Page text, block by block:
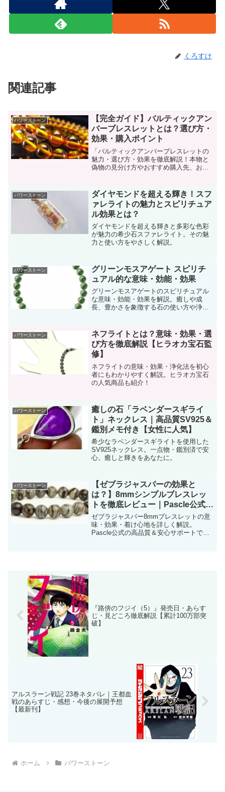
くろすけ
関連記事
パワーストーン
【完全ガイド】バルティックアン
バーブレスレットとは？選び方・
効果・購入ポイント
「バルティックアンバーブレスレットの
魅力・選び方・効果を徹底解説！本物と
偽物の見分け方やおすすめ購入先、お手
パワーストーン
ダイヤモンドを超える輝き！スフ
ァレライトの魅力とスピリチュア
ル効果とは？
ダイヤモンドを超える輝きと多彩な色彩
が魅力の希少石スファレライト。その魅
力と使い方をやさしく解説。
パワーストーン
グリーンモスアゲート スピリチ
ュアル的な意味・効能・効果
グリーンモスアゲートのスピリチュアル
な意味・効能・効果を解説。癒しや成
長、豊かさを象徴する石の使い方や浄化
パワーストーン
ネフライトとは？意味・効果・選
び方を徹底解説【ヒラオカ宝石監
修】
ネフライトの意味・効果・浄化法を初心
者にもわかりやすく解説。ヒラオカ宝石
の人気商品も紹介！
パワーストーン
癒しの石「ラベンダースギライ
ト」ネックレス｜高品質SV925＆
鑑別メモ付き【女性に人気】
希少なラベンダースギライトを使用した
SV925ネックレス。一点物・鑑別済で安
心。癒しと輝きをあなたに。
パワーストーン
【ゼブラジャスパーの効果と
は？】8mmシンプルブレスレッ
トを徹底レビュー｜Pascle公式品
質で安心
ゼブラジャスパー8mmブレスレットの意
味・効果・着け心地を詳しく解説。
Pascle公式の高品質＆安心サポートで初
『路傍のフジイ（5）』発売日・あらす
じ・見どころ徹底解説【累計100万部突
破】
アルスラーン戦記 23巻ネタバレ｜王都血
戦のあらすじ・感想・今後の展開予想
【最新刊】
ホーム パワーストーン